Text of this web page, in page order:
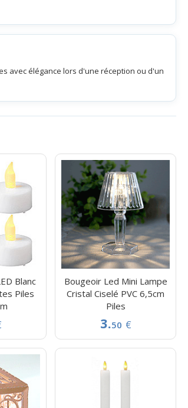
avec élégance lors d'une réception ou d'un
Blanc
Piles
Bougeoir Led Mini Lampe
Cristal Ciselé PVC 6,5cm
Piles
3.50 €